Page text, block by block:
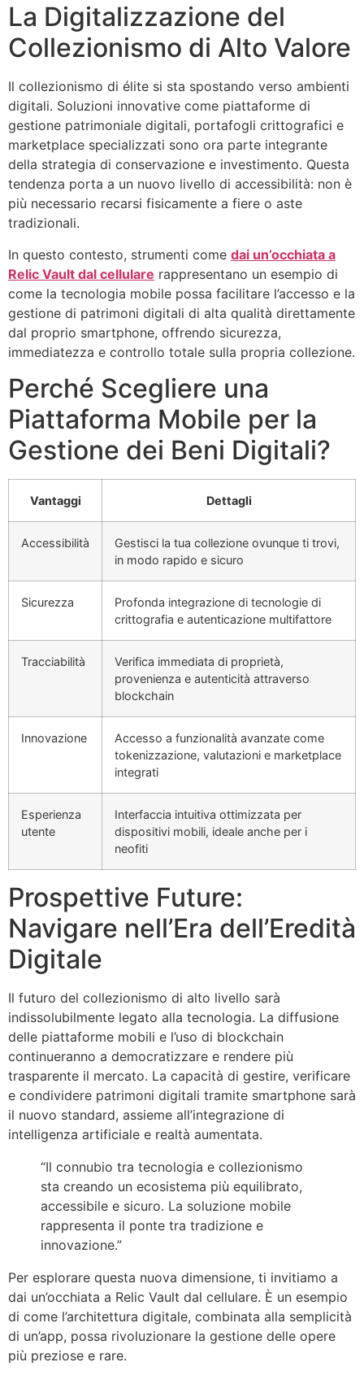
La Digitalizzazione del
Collezionismo di Alto Valore
Il collezionismo di élite si sta spostando verso ambienti
digitali. Soluzioni innovative come piattaforme di
gestione patrimoniale digitali, portafogli crittografici e
marketplace specializzati sono ora parte integrante
della strategia di conservazione e investimento. Questa
tendenza porta a un nuovo livello di accessibilità: non è
più necessario recarsi fisicamente a fiere o aste
tradizionali.
In questo contesto, strumenti come dai un’occhiata a
Relic Vault dal cellulare rappresentano un esempio di
come la tecnologia mobile possa facilitare l’accesso e la
gestione di patrimoni digitali di alta qualità direttamente
dal proprio smartphone, offrendo sicurezza,
immediatezza e controllo totale sulla propria collezione.
Perché Scegliere una
Piattaforma Mobile per la
Gestione dei Beni Digitali?
Vantaggi Dettagli
Accessibilità
Gestisci la tua collezione ovunque ti trovi,
in modo rapido e sicuro
Sicurezza
Profonda integrazione di tecnologie di
crittografia e autenticazione multifattore
Tracciabilità
Verifica immediata di proprietà,
provenienza e autenticità attraverso
blockchain
Innovazione
Accesso a funzionalità avanzate come
tokenizzazione, valutazioni e marketplace
integrati
Esperienza
utente
Interfaccia intuitiva ottimizzata per
dispositivi mobili, ideale anche per i
neofiti
Prospettive Future:
Navigare nell’Era dell’Eredità
Digitale
Il futuro del collezionismo di alto livello sarà
indissolubilmente legato alla tecnologia. La diffusione
delle piattaforme mobili e l’uso di blockchain
continueranno a democratizzare e rendere più
trasparente il mercato. La capacità di gestire, verificare
e condividere patrimoni digitali tramite smartphone sarà
il nuovo standard, assieme all’integrazione di
intelligenza artificiale e realtà aumentata.
“Il connubio tra tecnologia e collezionismo
sta creando un ecosistema più equilibrato,
accessibile e sicuro. La soluzione mobile
rappresenta il ponte tra tradizione e
innovazione.”
Per esplorare questa nuova dimensione, ti invitiamo a
dai un’occhiata a Relic Vault dal cellulare. È un esempio
di come l’architettura digitale, combinata alla semplicità
di un’app, possa rivoluzionare la gestione delle opere
più preziose e rare.